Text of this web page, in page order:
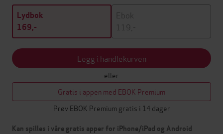
Lydbok
169,-
Ebok
119,-
Legg i handlekurven
eller
Gratis i appen med EBOK Premium
Prøv EBOK Premium gratis i 14 dager
Kan spilles i våre gratis apper for iPhone/iPad og Android